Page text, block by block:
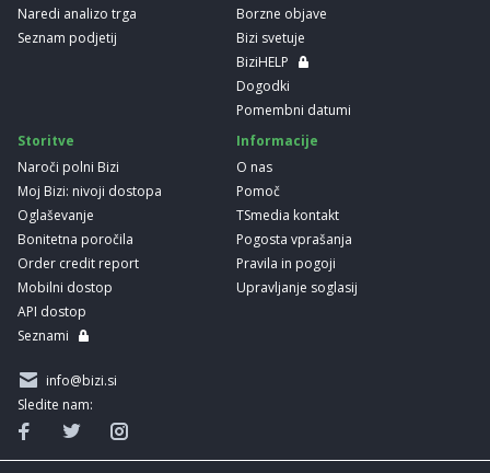
Naredi analizo trga
Seznam podjetij
Borzne objave
Bizi svetuje
BiziHELP
Dogodki
Pomembni datumi
Storitve
Naroči polni Bizi
Moj Bizi: nivoji dostopa
Oglaševanje
Bonitetna poročila
Order credit report
Mobilni dostop
API dostop
Seznami
Informacije
O nas
Pomoč
TSmedia kontakt
Pogosta vprašanja
Pravila in pogoji
Upravljanje soglasij
info@bizi.si
Sledite nam: